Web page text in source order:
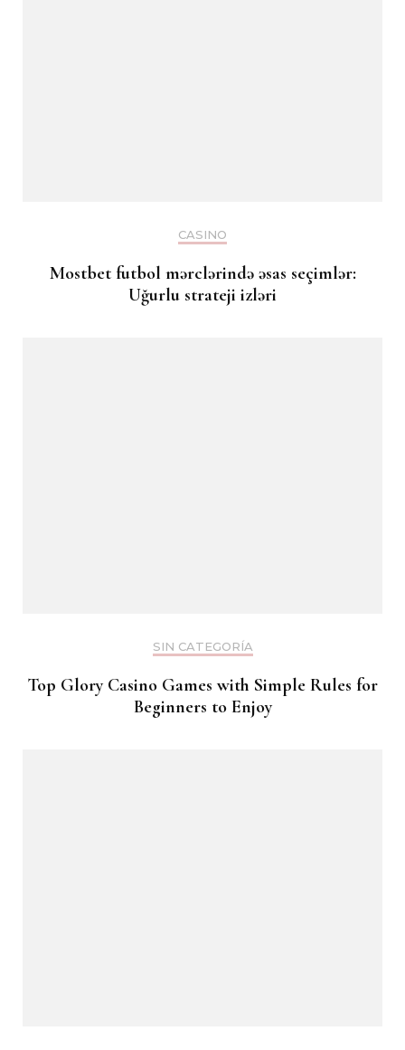
CASINO
Mostbet futbol mərclərində əsas seçimlər:
Uğurlu strateji izləri
SIN CATEGORÍA
Top Glory Casino Games with Simple Rules for
Beginners to Enjoy